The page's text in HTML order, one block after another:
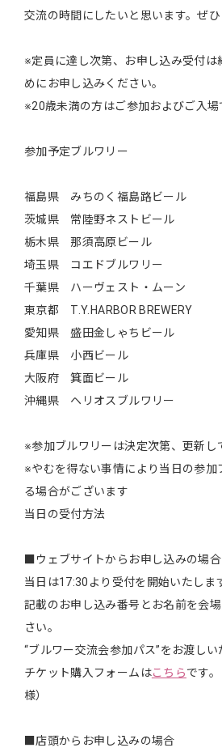
交流の時間にしたいと思います。ぜひ
※定員に達し次第、お申し込み受付は
めにお申し込みください。
※20歳未満の方はご参加およびご入場
参加予定ブルワリー
福島県 みちのく福島路ビール
茨城県 常陸野ネストビール
栃木県 那須高原ビール
埼玉県 コエドブルワリー
千葉県 ハーヴェスト・ムーン
東京都 T.Y.HARBOR BREWERY
愛知県 盛田金しゃちビール
兵庫県 小西ビール
大阪府 箕面ビール
沖縄県 ヘリオスブルワリー
※参加ブルワリーは決定次第、更新し
※やむを得ない事情により当日の参加
る場合がございます
当日の受付方法
■ウェブサイトからお申し込みの場合
当日は17:30より受付を開始いたしま
記載のお申し込み番号とお名前を会
さい。
“ブルワー交流会参加パス”をお渡しい
チケット購入フォームはこちらです
様）
■店頭からお申し込みの場合